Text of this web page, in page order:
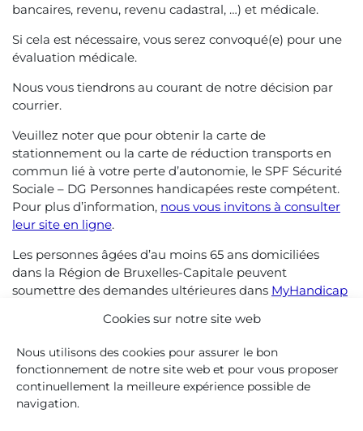
Cookies sur notre site web
Nous utilisons des cookies pour assurer le bon
fonctionnement de notre site web et pour vous proposer
continuellement la meilleure expérience possible de
navigation.
bancaires, revenu, revenu cadastral, …) et médicale.
Si cela est nécessaire, vous serez convoqué(e) pour une
évaluation médicale.
Nous vous tiendrons au courant de notre décision par
courrier.
Veuillez noter que pour obtenir la carte de
stationnement ou la carte de réduction transports en
commun lié à votre perte d’autonomie, le SPF Sécurité
Sociale – DG Personnes handicapées reste compétent.
Pour plus d’information, nous vous invitons à consulter
leur site en ligne.
Les personnes âgées d’au moins 65 ans domiciliées
dans la Région de Bruxelles-Capitale peuvent
soumettre des demandes ultérieures dans MyHandicap
Demande de carte de réduction pour les
transports en commun (déficience visuelle : perte
de visage d’au moins 90 %).
Demande de reconnaissance spécifique des